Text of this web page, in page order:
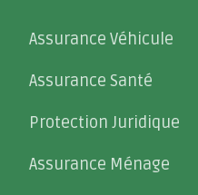
Assurance Véhicule
Assurance Santé
Protection Juridique
Assurance Ménage